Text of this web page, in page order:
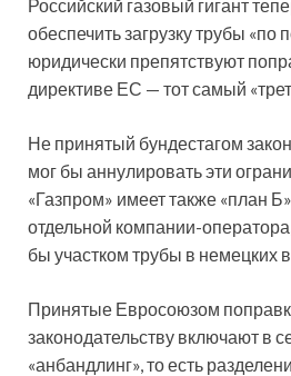
Российский газовый гигант
обеспечить загрузку трубы «по
юридически препятствуют
директиве ЕС — тот самый
Не принятый бундестагом
мог бы аннулировать эти
«Газпром» имеет также «план
отдельной компании-
бы участком трубы в немецких
Принятые Евросоюзом
законодательству включают в
«анбандлинг», то есть